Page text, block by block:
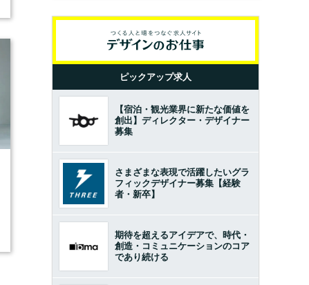
ピックアップ求人
【宿泊・観光業界に新たな価値を
創出】ディレクター・デザイナー
募集
さまざまな表現で活躍したいグラ
フィックデザイナー募集【経験
者・新卒】
期待を超えるアイデアで、時代・
創造・コミュニケーションのコア
であり続ける